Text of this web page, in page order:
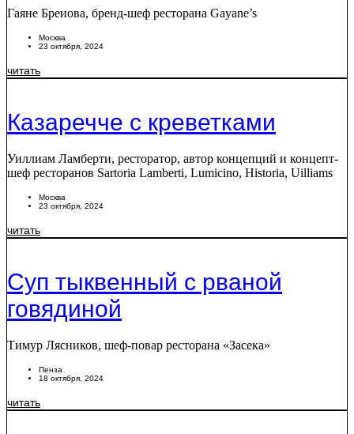
Гаяне Бреиова, бренд-шеф ресторана Gayane’s
Москва
23 октября, 2024
читать
Казаречче с креветками
Уиллиам Ламберти, ресторатор, автор концепций и концепт-
шеф ресторанов Sartoria Lamberti, Lumicino, Historia, Uilliams
Москва
23 октября, 2024
читать
Суп тыквенный с рваной
говядиной
Тимур Лясников, шеф-повар ресторана «Засека»
Пенза
18 октября, 2024
читать